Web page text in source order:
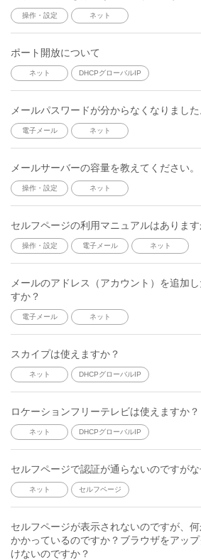
操作・設定 ネット
ポート開放について
ネット DHCPグローバルIP
メールパスワードが分からなくなりました
電子メール ネット
メールサーバーの容量を教えてください。
操作・設定 ネット
セルフページの利用マニュアルはあります
操作・設定 電子メール ネット
メールのアドレス（アカウント）を追加
すか？
電子メール ネット
スカイプは使えますか？
ネット DHCPグローバルIP
ロケーションフリーテレビは使えますか？
ネット DHCPグローバルIP
セルフページで認証が通らないのですがな
ネット セルフページ
セルフページが表示されないのですが、
かかっているのですか？ブラウザをアッ
けないのですか？